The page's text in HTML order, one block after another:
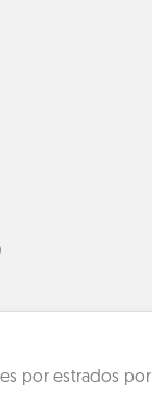
por estrados por